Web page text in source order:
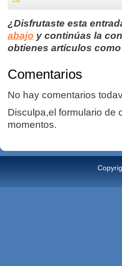
¿Disfrutaste esta
abajo y continúas la
obtienes artículos
Comentarios
No hay comentarios
Disculpa,el formulario de
momentos.